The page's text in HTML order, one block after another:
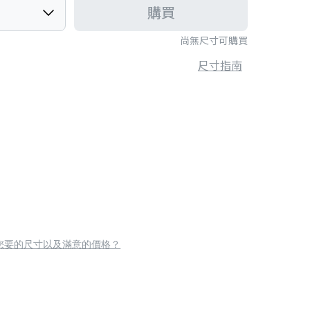
尚無尺寸可購買
購買
尺寸指南
要的尺寸以及滿意的價格？